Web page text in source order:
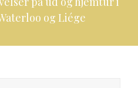
og Liége